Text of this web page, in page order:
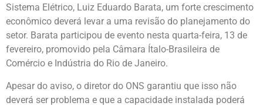
Sistema Elétrico, Luiz Eduardo Barata, um forte crescimento
econômico deverá levar a uma revisão do planejamento do
setor. Barata participou de evento nesta quarta-feira, 13 de
fevereiro, promovido pela Câmara Ítalo-Brasileira de
Comércio e Indústria do Rio de Janeiro.
Apesar do aviso, o diretor do ONS garantiu que isso não
deverá ser problema e que a capacidade instalada poderá